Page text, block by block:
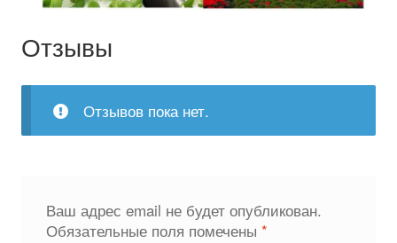
Отзывы
Отзывов пока нет.
Ваш адрес email не будет опубликован.
Обязательные поля помечены *